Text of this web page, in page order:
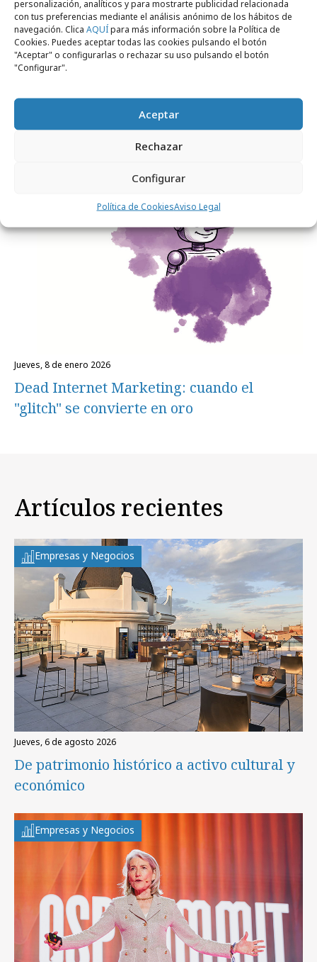
personalización, analíticos y para mostrarte publicidad relacionada
con tus preferencias mediante el análisis anónimo de los hábitos de
navegación. Clica AQUÍpara más información sobre la Política de
Cookies. Puedes aceptar todas las cookies pulsando el botón
"Aceptar" o configurarlas o rechazar su uso pulsando el botón
"Configurar".
Aceptar
Rechazar
Configurar
Política de CookiesAviso Legal
Por qué los profesionales del marketing
apuestan por la formación digital continua
jueves, 8 de enero 2026
Dead Internet Marketing: cuando el
"glitch" se convierte en oro
Artículos recientes
Empresas y Negocios
jueves, 6 de agosto 2026
De patrimonio histórico a activo cultural y
económico
Empresas y Negocios